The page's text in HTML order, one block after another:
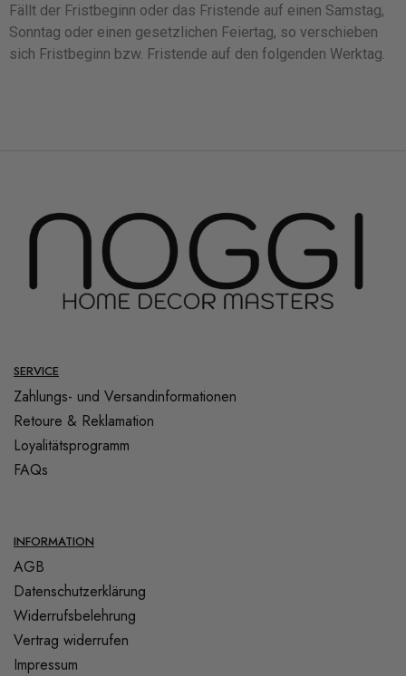
Fällt der Fristbeginn oder das Fristende auf einen Samstag,
Sonntag oder einen gesetzlichen Feiertag, so verschieben
sich Fristbeginn bzw. Fristende auf den folgenden Werktag.
SERVICE
Zahlungs- und Versandinformationen
Retoure & Reklamation
Loyalitätsprogramm
FAQs
INFORMATION
AGB
Datenschutzerklärung
Widerrufsbelehrung
Vertrag widerrufen
Impressum